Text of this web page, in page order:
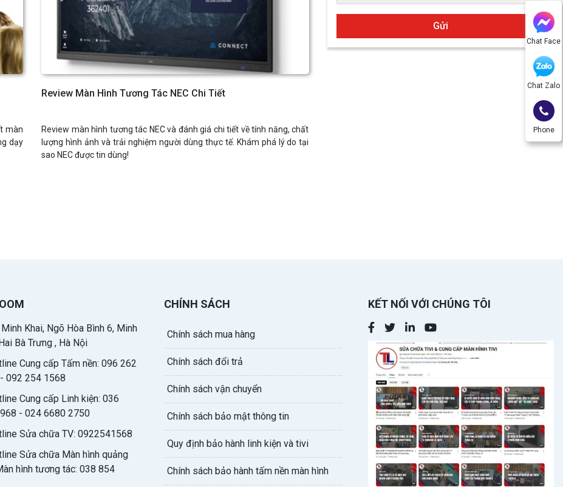
Chat Face
Chat Zalo
Phone
màn
dạy
Review Màn Hình Tương Tác NEC Chi Tiết
Review màn hình tương tác NEC và đánh giá chi tiết về tính năng, chất
lượng hình ảnh và trải nghiệm người dùng thực tế. Khám phá lý do tại
sao NEC được tin dùng!
Gửi
Khai, Ngõ Hòa Bình 6, Minh
Bà Trưng , Hà Nội
Cung cấp Tấm nền: 096 262
092 254 1568
Cung cấp Linh kiện: 036
- 024 6680 2750
Sửa chữa TV: 0922541568
Sửa chữa Màn hình quảng
hình tương tác: 038 854
CHÍNH SÁCH
Chính sách mua hàng
Chính sách đổi trả
Chính sách vận chuyển
Chính sách bảo mật thông tin
Quy định bảo hành linh kiện và tivi
Chính sách bảo hành tấm nền màn hình
KẾT NỐI VỚI CHÚNG TÔI